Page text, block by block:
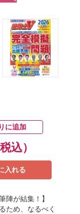
に追加
税込）
入れる
陣が結集！】
ため、なるべく